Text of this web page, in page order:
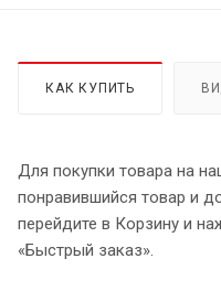
КАК КУПИТЬ
Для покупки товара на
понравившийся товар и
перейдите в Корзину и
«Быстрый заказ».